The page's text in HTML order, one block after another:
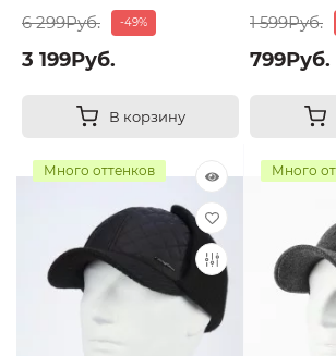
6 299Руб. -49%
3 199Руб.
В корзину
1 599Руб.
799Руб.
Много оттенков Много